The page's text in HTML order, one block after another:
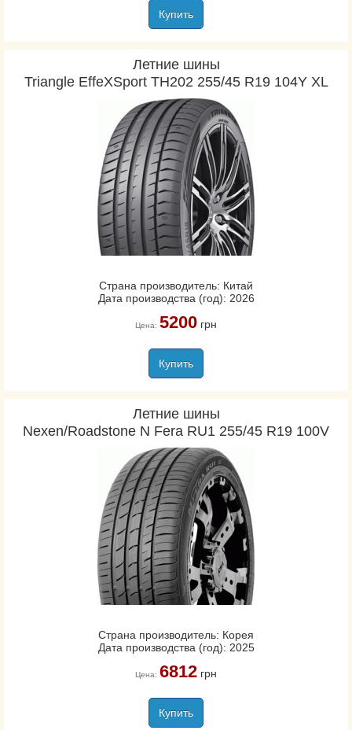
Купить
Летние шины
Triangle EffeXSport TH202 255/45 R19 104Y XL
Страна производитель: Китай
Дата производства (год): 2026
Цена: 5200грн
Купить
Летние шины
Nexen/Roadstone N Fera RU1 255/45 R19 100V
Страна производитель: Корея
Дата производства (год): 2025
Цена: 6812грн
Купить